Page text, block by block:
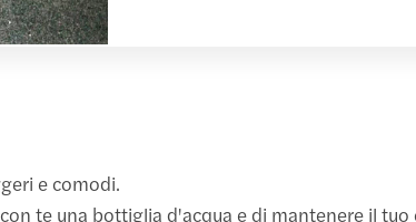
e comodi.
te una bottiglia d'acqua e di mantenere il